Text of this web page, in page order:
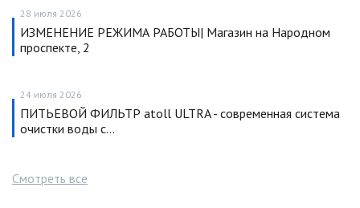
28 июля 2026
ИЗМЕНЕНИЕ РЕЖИМА РАБОТЫ| Магазин на Народном
проспекте, 2
24 июля 2026
ПИТЬЕВОЙ ФИЛЬТР atoll ULTRA - современная система
очистки воды с…
Смотреть все